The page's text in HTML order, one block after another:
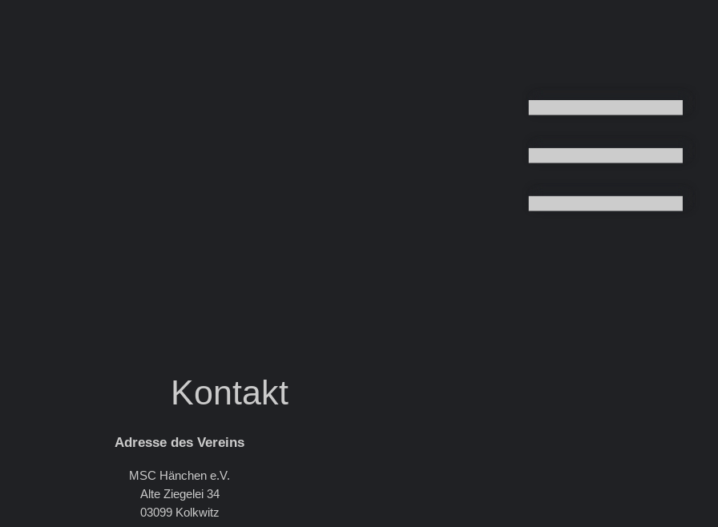
Kontakt
Adresse des Vereins
MSC Hänchen e.V.
Alte Ziegelei 34
03099 Kolkwitz